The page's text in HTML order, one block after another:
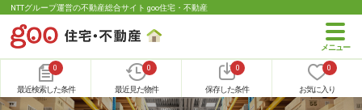
NTTグループ運営の不動産総合サイト goo住宅・不動産
0
最近検索した条件
0
最近見た物件
0
保存した条件
0
お気に入り